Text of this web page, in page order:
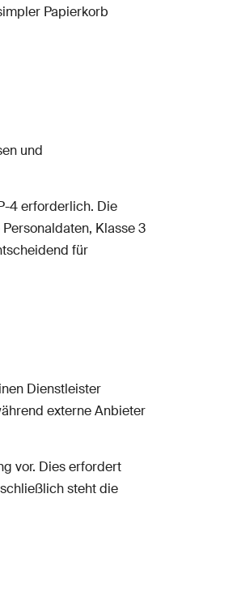
Papierkorb
und
4 erforderlich. Die
Klasse 3
für
Dienstleister
externe Anbieter
vor. Dies erfordert
steht die